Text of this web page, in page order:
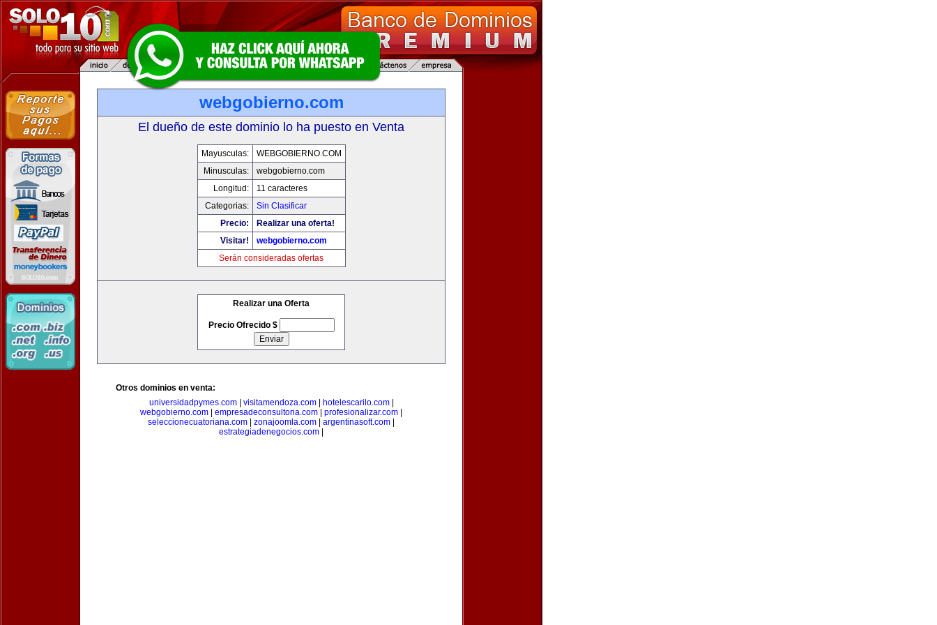
webgobierno.com
El dueño de este dominio lo ha puesto en Venta
Mayusculas:
WEBGOBIERNO.COM
Minusculas:
webgobierno.com
Longitud:
11 caracteres
Categorias:
Sin Clasificar
Precio:
Realizar una oferta!
Visitar!
webgobierno.com
Serán consideradas ofertas
Realizar una Oferta
Precio Ofrecido $
Otros dominios en venta:
universidadpymes.com| visitamendoza.com| hotelescarilo.com|
webgobierno.com
empresadeconsultoria.com profesionalizar.com
seleccionecuatoriana.com
zonajoomla.com argentinasoft.com
estrategiadenegocios.com